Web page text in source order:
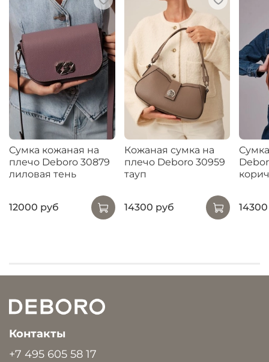
Сумка кожаная на
плечо Deboro 30879
лиловая тень
12000 руб
Кожаная сумка на
плечо Deboro 30959
тауп
14300 руб
Контакты
+7 495 605 58 17